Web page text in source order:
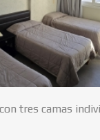
tres camas